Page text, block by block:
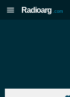
Radioarg .com